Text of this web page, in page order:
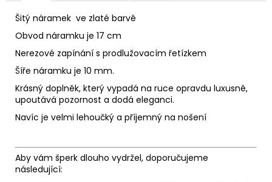
Šitý náramek ve zlaté barvě
Obvod náramku je 17 cm
Nerezové zapínání s prodlužovacím řetízkem
Šíře náramku je 10 mm.
Krásný doplněk, který vypadá na ruce opravdu luxusně,
upoutává pozornost a dodá eleganci.
Navíc je velmi lehoučký a příjemný na nošení
Aby vám šperk dlouho vydržel, doporučujeme
následující: